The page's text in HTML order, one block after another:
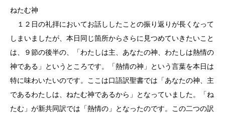
ねたむ神
１２日の礼拝においてお話ししたことの振り返りが長くなって
しまいましたが、本日同じ箇所からさらに見つめていきたいこと
は、９節の後半の、「わたしは主、あなたの神、わたしは熱情の
神である」というところです。「熱情の神」という言葉を本日は
特に味わいたいのです。ここは口語訳聖書では「あなたの神、主
であるわたしは、ねたむ神であるから」となっていました。「ね
たむ」が新共同訳では「熱情の」となったのです。この二つの訳